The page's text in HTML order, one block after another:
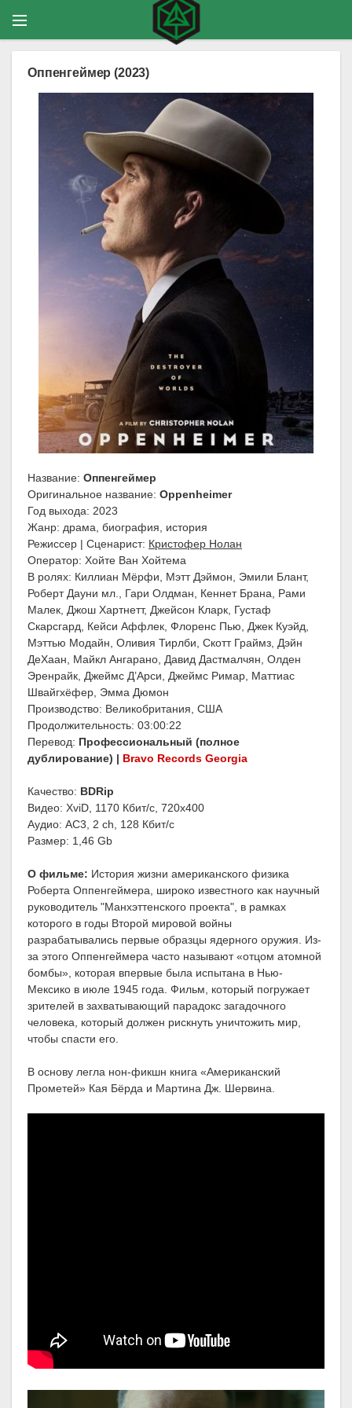
Оппенгеймер (2023)
Название: Оппенгеймер
Оригинальное название: Oppenheimer
Год выхода: 2023
Жанр: драма, биография, история
Режиссер | Сценарист: Кристофер Нолан
Оператор: Хойте Ван Хойтема
В ролях: Киллиан Мёрфи, Мэтт Дэймон, Эмили Блант,
Роберт Дауни мл., Гари Олдман, Кеннет Брана, Рами
Малек, Джош Хартнетт, Джейсон Кларк, Густаф
Скарсгард, Кейси Аффлек, Флоренс Пью, Джек Куэйд,
Мэттью Модайн, Оливия Тирлби, Скотт Граймз, Дэйн
ДеХаан, Майкл Ангарано, Давид Дастмалчян, Олден
Эренрайк, Джеймс Д’Арси, Джеймс Римар, Маттиас
Швайгхёфер, Эмма Дюмон
Производство: Великобритания, США
Продолжительность: 03:00:22
Перевод: Профессиональный (полное
дублирование) | Bravo Records Georgia
Качество: BDRip
Видео: XviD, 1170 Кбит/с, 720x400
Аудио: AC3, 2 ch, 128 Кбит/с
Размер: 1,46 Gb
О фильме: История жизни американского физика
Роберта Оппенгеймера, широко известного как научный
руководитель "Манхэттенского проекта", в рамках
которого в годы Второй мировой войны
разрабатывались первые образцы ядерного оружия. Из-
за этого Оппенгеймера часто называют «отцом атомной
бомбы», которая впервые была испытана в Нью-
Мексико в июле 1945 года. Фильм, который погружает
зрителей в захватывающий парадокс загадочного
человека, который должен рискнуть уничтожить мир,
чтобы спасти его.
В основу легла нон-фикшн книга «Американский
Прометей» Кая Бёрда и Мартина Дж. Шервина.